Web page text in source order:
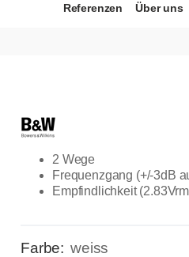
Referenzen Über uns
2 Wege
Frequenzgang (+/-3dB
Empfindlichkeit
Farbe: weiss